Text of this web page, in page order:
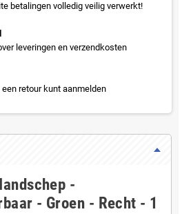
betalingen volledig veilig verwerkt!
leveringen en verzendkosten
een retour kunt aanmelden
-
- Groen - Recht - 1